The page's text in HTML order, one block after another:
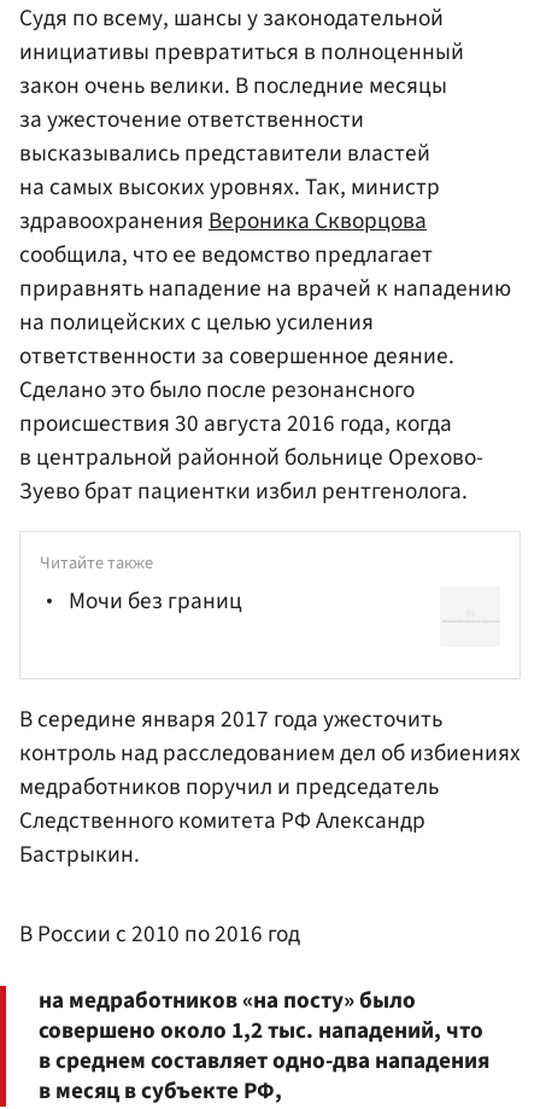
Судя по всему, шансы у законодательной
инициативы превратиться в полноценный
закон очень велики. В последние месяцы
за ужесточение ответственности
высказывались представители властей
на самых высоких уровнях. Так, министр
здравоохраненияВероника Скворцова
сообщила, что ее ведомство предлагает
приравнять нападение на врачей к нападению
на полицейских с целью усиления
ответственности за совершенное деяние.
Сделано это было после резонансного
происшествия 30 августа 2016 года, когда
в центральной районной больнице Орехово-
Зуево брат пациентки избил рентгенолога.
Читайте также
Мочи без границ
В середине января 2017 года ужесточить
контроль над расследованием дел об избиениях
медработников поручил и председатель
Следственного комитета РФАлександр
Бастрыкин.
В России с 2010 по 2016 год
на медработников «на посту» было
совершено около 1,2 тыс. нападений, что
в среднем составляет одно-два нападения
в месяц в субъекте РФ,